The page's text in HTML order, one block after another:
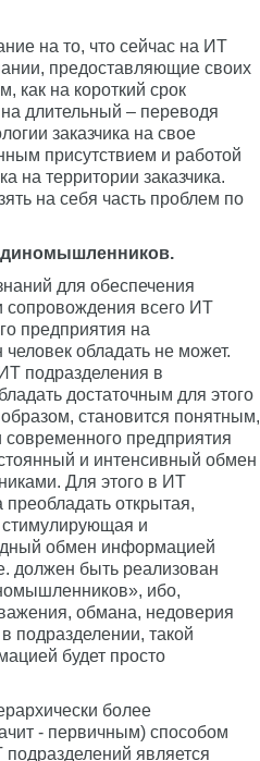
на то, что сейчас на ИТ
предоставляющие своих
как на короткий срок
длительный – переводя
заказчика на свое
присутствием и работой
на территории заказчика.
на себя часть проблем по
для обеспечения
сопровождения всего ИТ
предприятия на
обладать не может.
подразделения в
достаточным для этого
становится понятным,
предприятия
и интенсивный обмен
Для этого в ИТ
открытая,
стимулирующая и
обмен информацией
должен быть реализован
ибо,
обмана, недоверия
подразделении, такой
будет просто
более
- первичным) способом
является